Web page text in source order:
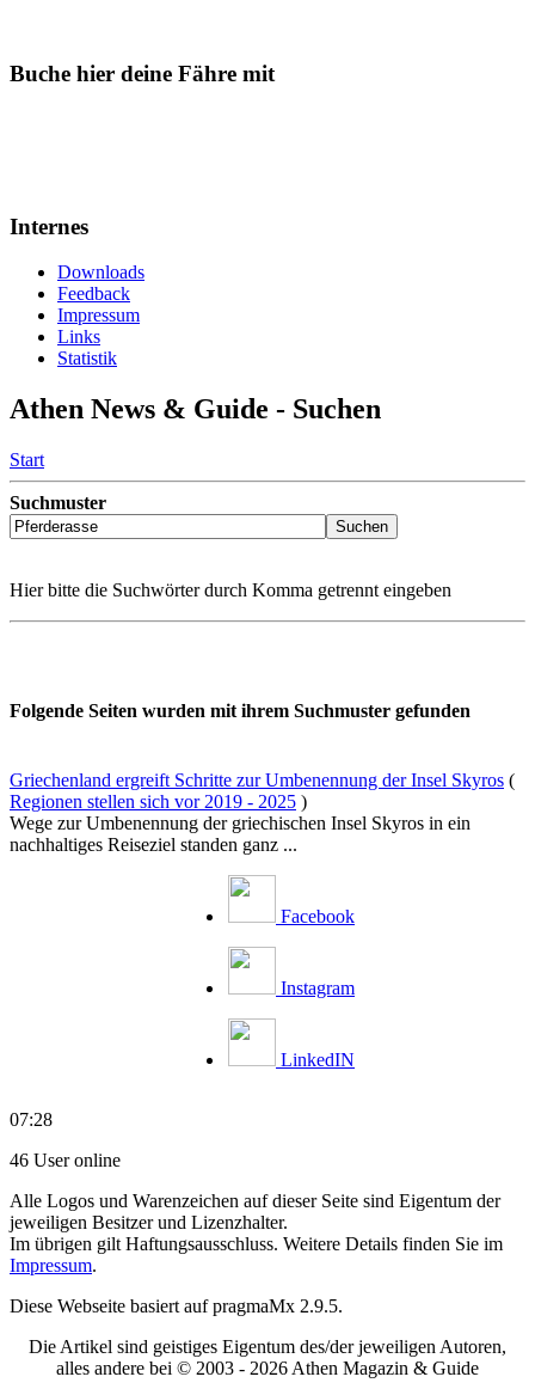
Buche hier deine Fähre mit
Internes
Downloads
Feedback
Impressum
Links
Statistik
Athen News & Guide - Suchen
Start
Suchmuster
Hier bitte die Suchwörter durch Komma getrennt eingeben
Folgende Seiten wurden mit ihrem Suchmuster gefunden
Griechenland ergreift Schritte zur Umbenennung der Insel Skyros (
Regionen stellen sich vor 2019 - 2025 )
Wege zur Umbenennung der griechischen Insel Skyros in ein
nachhaltiges Reiseziel standen ganz ...
Facebook
Instagram
LinkedIN
07:28
46 User online
Alle Logos und Warenzeichen auf dieser Seite sind Eigentum der
jeweiligen Besitzer und Lizenzhalter.
Im übrigen gilt Haftungsausschluss. Weitere Details finden Sie im
Impressum.
Diese Webseite basiert auf pragmaMx 2.9.5.
Die Artikel sind geistiges Eigentum des/der jeweiligen Autoren,
alles andere bei © 2003 - 2026 Athen Magazin & Guide